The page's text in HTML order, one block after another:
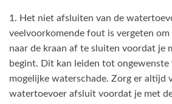
1. Het niet afsluiten van de
veelvoorkomende fout is vergeten
naar de kraan af te sluiten voordat je
begint. Dit kan leiden tot
mogelijke waterschade. Zorg er altijd
watertoevoer afsluit voordat je met